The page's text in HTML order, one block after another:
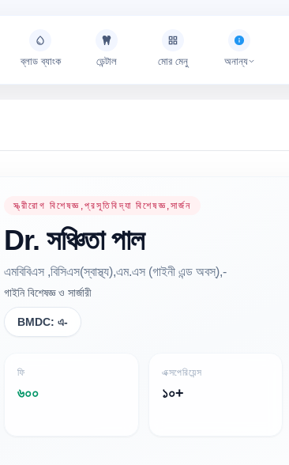
ব্লাড ব্যাংক ডেন্টাল মোর মেনু অনান্য
স্ত্রীরোগ বিশেষজ্ঞ,প্রসূতিবিদ্যা বিশেষজ্ঞ,সার্জন
Dr. সঞ্চিতা পাল
এমবিবিএস ,বিসিএস(স্বাস্থ্য),এম.এস (গাইনী এন্ড অবস্),-
গাইনি বিশেষজ্ঞ ও সার্জারী
BMDC: এ-
ফি
৬০০
এক্সপেরিয়েন্স
১০+